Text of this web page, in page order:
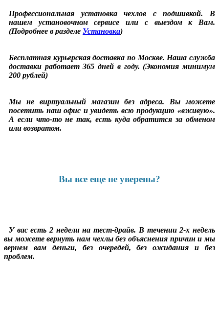
Профессиональная установка чехлов с подшивкой. В
нашем установочном сервисе или с выездом к Вам.
(Подробнее в разделе Установка)
Бесплатная курьерская доставка по Москве. Наша служба
доставки работает 365 дней в году. (Экономия минимум
200 рублей)
Мы не виртуальный магазин без адреса. Вы можете
посетить наш офис и увидеть всю продукцию «вживую».
А если что-то не так, есть куда обратится за обменом
или возвратом.
Вы все еще не уверены?
У вас есть 2 недели на тест-драйв. В течении 2-х недель
вы можете вернуть нам чехлы без объяснения причин и мы
вернем вам деньги, без очередей, без ожидания и без
проблем.